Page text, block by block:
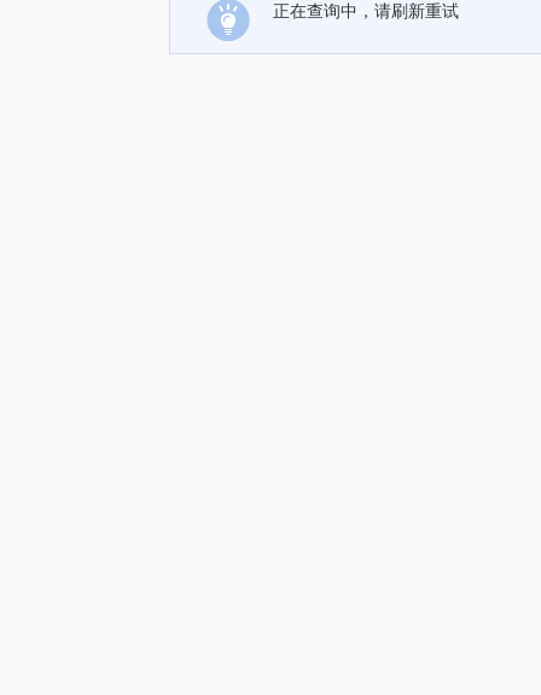
正在查询中，请刷新重试